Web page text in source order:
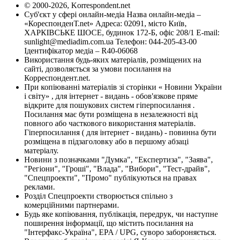
© 2000-2026, Korrespondent.net
Суб'єкт у сфері онлайн-медіа Назва онлайн-медіа –
«КореспонденТ.net» Адреса: 02091, місто Київ,
ХАРКІВСЬКЕ ШОСЕ, будинок 172-Б, офіс 208/1 E-mail:
sunlight@mediadim.com.ua Телефон: 044-205-43-00
Ідентифікатор медіа – R40-06068
Використання будь-яких матеріалів, розміщених на
сайті, дозволяється за умови посилання на
Корреспондент.net.
При копіюванні матеріалів зі сторінки « Новини України
і світу» , для інтернет - видань - обов'язкове пряме
відкрите для пошукових систем гіперпосилання .
Посилання має бути розміщена в незалежності від
повного або часткового використання матеріалів.
Гіперпосилання ( для інтернет - видань) - повинна бути
розміщена в підзаголовку або в першому абзаці
матеріалу.
Новини з позначками "Думка", "Експертиза", "Заява",
"Регіони", "Гроші", "Влада", "Вибори", "Тест-драйв",
"Спецпроекти", "Промо" публікуються на правах
реклами.
Розділ Спецпроекти створюється спільно з
комерційними партнерами.
Будь яке копіювання, публікація, передрук, чи наступне
поширення інформації, що містить посилання на
"Інтерфакс-Україна", EPA / UPG, суворо забороняється.